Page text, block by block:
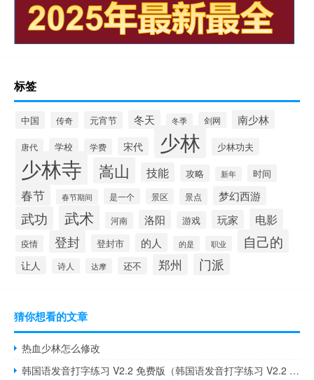
标签
中国 传奇 元宵节 冬天 冬季 剑网 南少林
唐代 学校 学费 宋代 少林 少林功夫
少林寺 嵩山 技能 攻略 新年 时间
春节 春节期间 是一个 景区 景点 梦幻西游
武功 武术 河南 洛阳 游戏 玩家 电影
疫情 登封 登封市 的人 的是 职业 自己的
让人 诗人 达摩 还不 郑州 门派
猜你想看的文章
热血少林怎么修改
韩国语发音打字练习 V2.2 免费版（韩国语发音打字练习 V2.2 免费版功能简介）